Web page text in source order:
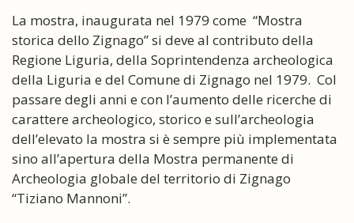
La mostra, inaugurata nel 1979 come “Mostra
storica dello Zignago” si deve al contributo della
Regione Liguria, della Soprintendenza archeologica
della Liguria e del Comune di Zignago nel 1979. Col
passare degli anni e con l’aumento delle ricerche di
carattere archeologico, storico e sull’archeologia
dell’elevato la mostra si è sempre più implementata
sino all’apertura della Mostra permanente di
Archeologia globale del territorio di Zignago
“Tiziano Mannoni”.